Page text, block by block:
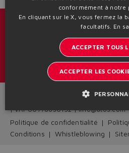
Catalogues et brochures
Restez informé sur le monde
Inscription à la newsletter
Headquarters - Italy Via Alla Piana,
| VAT 00778630152 | info@atos.com
Politique de confidentialité
Conditions
Whistleblowing
conformément à notre
En cliquant sur le X, vous fermez la
facultatifs. En
ACCEPTER TOUS
ACCEPTER LES